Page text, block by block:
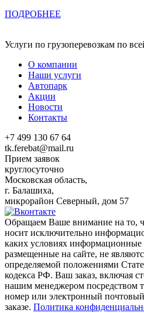
ПОДРОБНЕЕ
Услуги по грузоперевозкам по
О компании
Наши услуги
Автопарк
Акции
Новости
Контакты
+7 499 130 67 64
tk.ferebat@mail.ru
Прием заявок
круглосуточно
Московская область,
г. Балашиха,
микрорайон Северный, дом 57
Обращаем Ваше внимание на то,
носит исключительно
каких условиях
размещенные на сайте, не
определяемой положениями
кодекса РФ. Ваш заказ, включая
нашим менеджером посредством
номер или электронный
заказе. Политика